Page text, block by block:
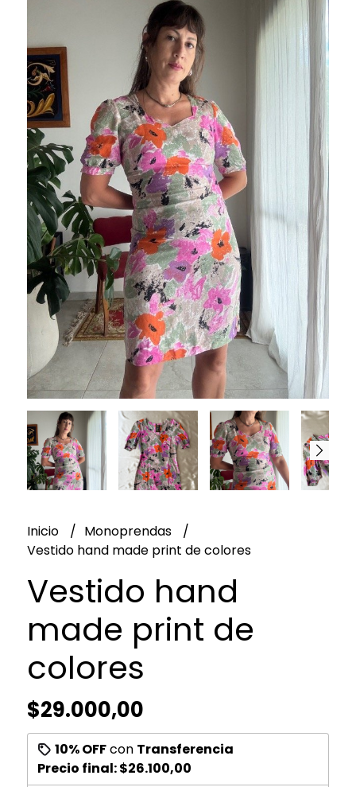
Inicio
Monoprendas
Vestido hand made print de colores
Vestido hand
made print de
colores
$29.000,00
10% OFFcon Transferencia
Precio final:$26.100,00